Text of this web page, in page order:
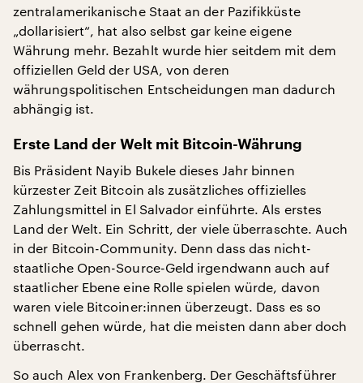
zentralamerikanische Staat an der Pazifikküste
„dollarisiert“, hat also selbst gar keine eigene
Währung mehr. Bezahlt wurde hier seitdem mit dem
offiziellen Geld der USA, von deren
währungspolitischen Entscheidungen man dadurch
abhängig ist.
Erste Land der Welt mit Bitcoin-Währung
Bis Präsident Nayib Bukele dieses Jahr binnen
kürzester Zeit Bitcoin als zusätzliches offizielles
Zahlungsmittel in El Salvador einführte. Als erstes
Land der Welt. Ein Schritt, der viele überraschte. Auch
in der Bitcoin-Community. Denn dass das nicht-
staatliche Open-Source-Geld irgendwann auch auf
staatlicher Ebene eine Rolle spielen würde, davon
waren viele Bitcoiner:innen überzeugt. Dass es so
schnell gehen würde, hat die meisten dann aber doch
überrascht.
So auch Alex von Frankenberg. Der Geschäftsführer